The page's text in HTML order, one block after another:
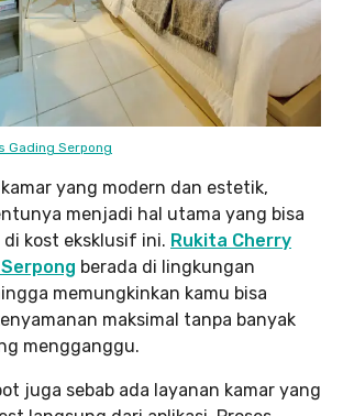
Gading Serpong
yang modern dan estetik,
menjadi hal utama yang bisa
kost eksklusif ini. Rukita Cherry
berada di lingkungan
memungkinkan kamu bisa
maksimal tanpa banyak
mengganggu.
juga sebab ada layanan kamar yang